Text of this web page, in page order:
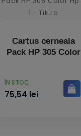
Cartus cerneala
Pack HP 305 Color
PRET
ÎN STOC
75,54 lei